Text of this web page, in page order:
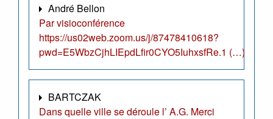
André Bellon
Par visioconférence
https://us02web.zoom.us/j/87478410618?
pwd=E5WbzCjhLIEpdLfir0CYO5IuhxsfRe.1 (…)
BARTCZAK
Dans quelle ville se déroule l’ A.G. Merci